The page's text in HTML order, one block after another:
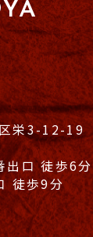
栄3-12-19
出口 徒歩6分
徒歩9分